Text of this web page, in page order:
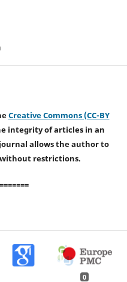
Creative Commons (CC-BY
integrity of articles in an
allows the author to
restrictions.
0